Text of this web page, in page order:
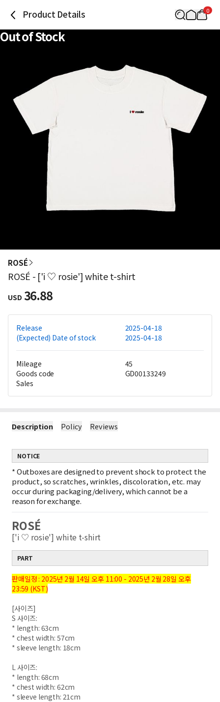
Product Details 0
Out of Stock
ROSÉ
ROSÉ - ['i ♡ rosie'] white t-shirt
USD 36.88
Release
2025-04-18
(Expected) Date of stock
2025-04-18
Mileage
45
Goods code
GD00133249
Sales
Description Policy Reviews
NOTICE
*Outboxes are designed to prevent shock to protect the
product, so scratches, wrinkles, discoloration, etc. may
occur during packaging/delivery, which cannot be a
reason for exchange.
ROSÉ
['i ♡ rosie'] white t-shirt
PART
판매일정 : 2025년 2월 14일 오후 11:00 - 2025년 2월 28일 오후
23:59 (KST)
[사이즈]
S 사이즈:
* length: 63cm
* chest width: 57cm
* sleeve length: 18cm
L 사이즈:
* length: 68cm
* chest width: 62cm
* sleeve length: 21cm